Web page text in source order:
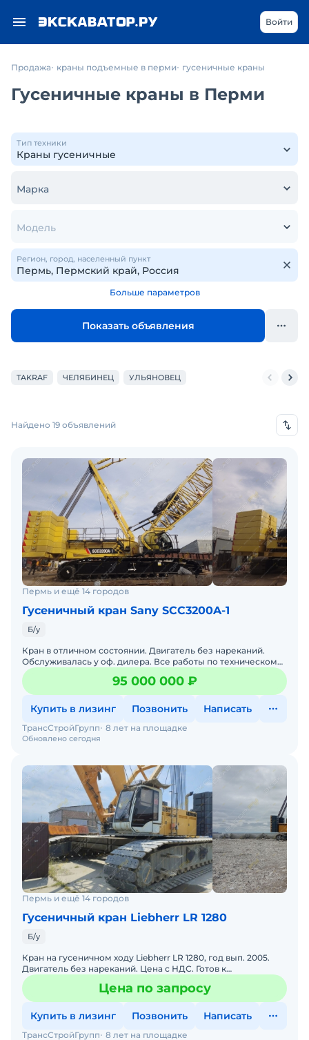
Войти
Продажа краны подъемные в перми гусеничные краны
Гусеничные краны в Перми
Тип техники
Марка
Модель
Регион, город, населенный пункт
Больше параметров
Показать объявления
TAKRAF ЧЕЛЯБИНЕЦ УЛЬЯНОВЕЦ
Найдено 19 объявлений
Пермь и ещё 14 городов
Гусеничный кран Sany SCC3200A-1
Б/у
Кран в отличном состоянии. Двигатель без нареканий.
Обслуживалась у оф. дилера. Все работы по техническому
обслуживанию проводились своевременно. Стоит на учете
95 000 000 ₽
Купить в лизинг Позвонить Написать
Обновлено сегодня
ТрансСтройГрупп 8 лет на площадке
Пермь и ещё 14 городов
Гусеничный кран Liebherr LR 1280
Б/у
Кран на гусеничном ходу Liebherr LR 1280, год вып. 2005.
Двигатель без нареканий. Цена с НДС. Готов к
эксплуатации. Стрела крана 55м. Кран стоит на учете в Рост
Цена по запросу
Купить в лизинг Позвонить Написать
ТрансСтройГрупп 8 лет на площадке